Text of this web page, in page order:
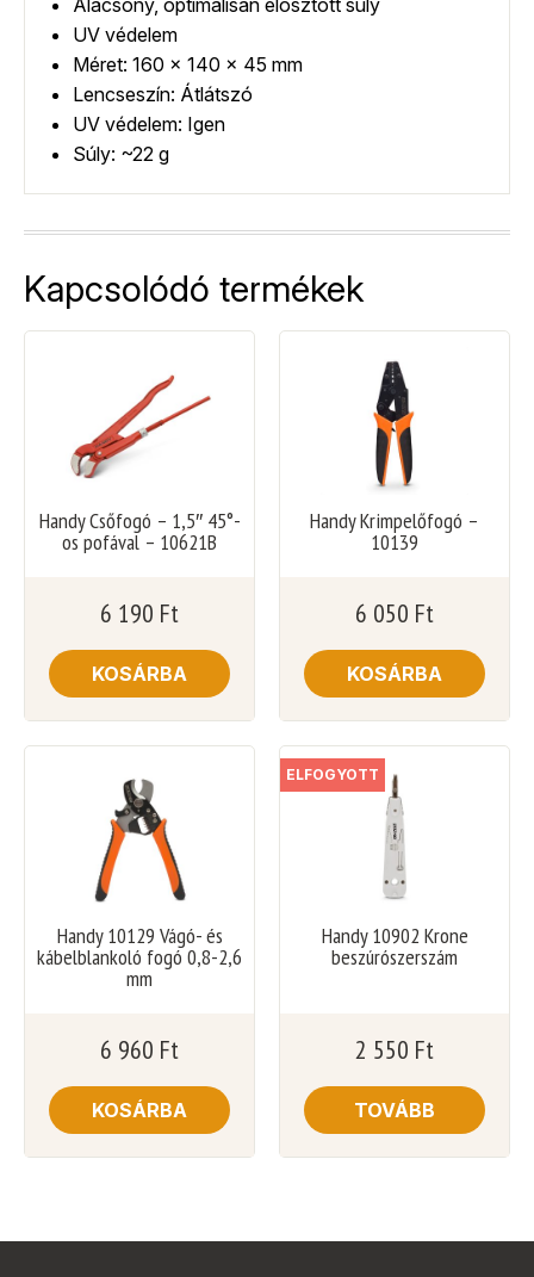
UV védelem
Méret: 160 x 140 x 45 mm
Lencseszín: Átlátszó
UV védelem: Igen
Súly: ~22 g
Kapcsolódó termékek
Handy Csőfogó – 1,5″ 45°-
os pofával – 10621B
6 190 Ft
KOSÁRBA
Handy Krimpelőfogó –
10139
6 050 Ft
KOSÁRBA
Handy 10129 Vágó- és
kábelblankoló fogó 0,8-2,6
mm
6 960 Ft
KOSÁRBA
ELFOGYOTT
Handy 10902 Krone
beszúrószerszám
2 550 Ft
TOVÁBB